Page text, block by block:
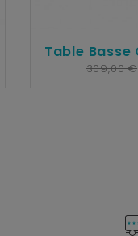
Table Basse
309,00 €